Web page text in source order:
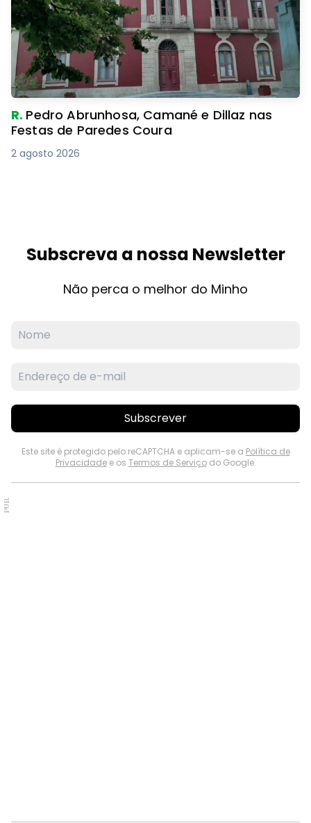
R. Pedro Abrunhosa, Camané e Dillaz nas
Festas de Paredes Coura
2 agosto 2026
Subscreva a nossa Newsletter
Não perca o melhor do Minho
Subscrever
Este site é protegido pelo reCAPTCHA e aplicam-se a Política de
Privacidadee os Termos de Serviçodo Google.
PUB.